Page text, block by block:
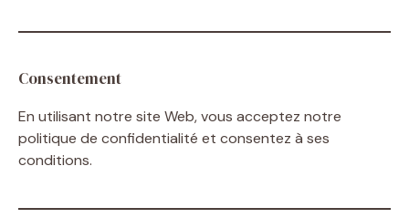
Consentement
En utilisant notre site Web, vous acceptez notre
politique de confidentialité et consentez à ses
conditions.